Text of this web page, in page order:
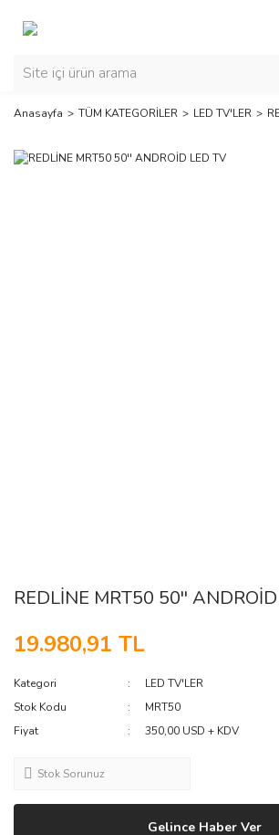
Anasayfa TÜM KATEGORİLER LED TV'LER
REDLİNE MRT50 50''
19.980,91 TL
Kategori
LED TV'LER
Stok Kodu
MRT50
Fiyat
350,00 USD + KDV
Stok Sorunuz
Gelince Haber Ver